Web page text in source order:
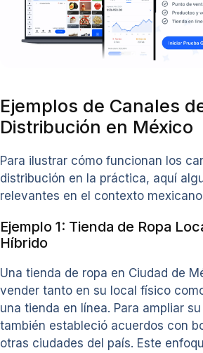
Ejemplos de Canales
Distribución en México
Para ilustrar cómo funcionan los
distribución en la práctica, aquí
relevantes en el contexto
Ejemplo 1: Tienda de Ropa
Híbrido
Una tienda de ropa en Ciudad de
vender tanto en su local físico
una tienda en línea. Para ampliar
también estableció acuerdos con
otras ciudades del país. Este